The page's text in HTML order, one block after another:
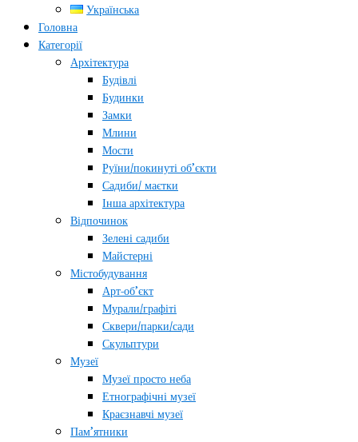
Українська
Головна
Категорії
Архітектура
Будівлі
Будинки
Замки
Млини
Мости
Руїни/покинуті об’єкти
Садиби/ маєтки
Інша архітектура
Відпочинок
Зелені садиби
Майстерні
Містобудування
Арт-об’єкт
Мурали/графіті
Сквери/парки/сади
Скульптури
Музеї
Музеї просто неба
Етнографічні музеї
Краєзнавчі музеї
Пам’ятники